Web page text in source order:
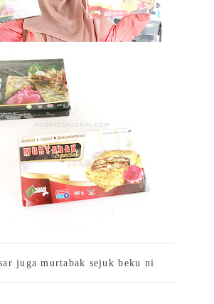
juga murtabak sejuk beku ni